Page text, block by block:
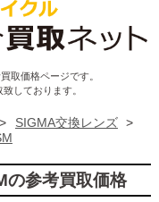
取価格ページです。
しております。
> SIGMA交換レンズ >
の参考買取価格